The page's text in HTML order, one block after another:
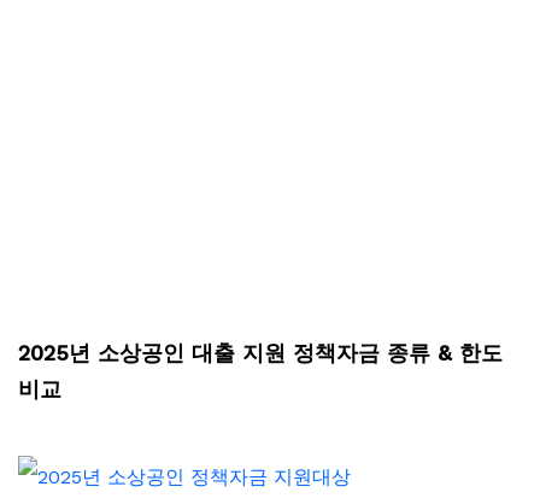
2025년 소상공인 대출 지원 정책자금 종류 & 한도
비교